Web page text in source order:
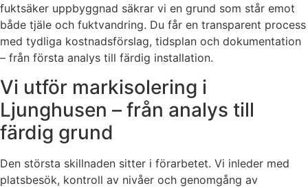
fuktsäker uppbyggnad säkrar vi en grund som står emot
både tjäle och fuktvandring. Du får en transparent process
med tydliga kostnadsförslag, tidsplan och dokumentation
– från första analys till färdig installation.
Vi utför markisolering i
Ljunghusen – från analys till
färdig grund
Den största skillnaden sitter i förarbetet. Vi inleder med
platsbesök, kontroll av nivåer och genomgång av